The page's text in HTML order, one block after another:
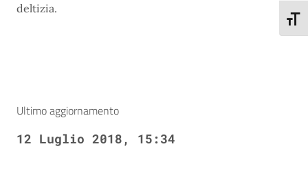
deltizia.
Ultimo aggiornamento
12 Luglio 2018, 15:34